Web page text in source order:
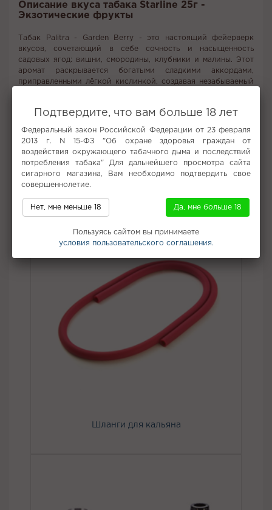
Описание вкуса табака Starline 25г -
Экзотические фрукты
Табак Palitra - Garden Berry - это настоящий фейерверк
вкусов, сочетающий в себе сочность и насыщенность
садовых ягод: вишни, смородины, клубники и малины. Этот
аромат раскрывается богатыми сладкими аккордами,
приправленными лёгкой кислинкой, создавая незабываемый
миксы, придавая кальянной смеси утонченное, сахарное
послевкусие, которое надолго останется в вашей памяти.
Вкус: Тропические фрукты
Все вкусы табака для кальяна Starline
Не забудьте купить
Шланги для кальяна
Подтвердите, что вам больше 18 лет
Федеральный закон Российской Федерации от 23 февраля
2013 г. N 15-ФЗ "Об охране здоровья граждан от
воздействия окружающего табачного дыма и последствий
потребления табака" Для дальнейшего просмотра сайта
сигарного магазина, Вам необходимо подтвердить свое
совершеннолетие.
Нет, мне меньше 18 Да, мне больше 18
Пользуясь сайтом вы принимаете
условия пользовательского соглашения.